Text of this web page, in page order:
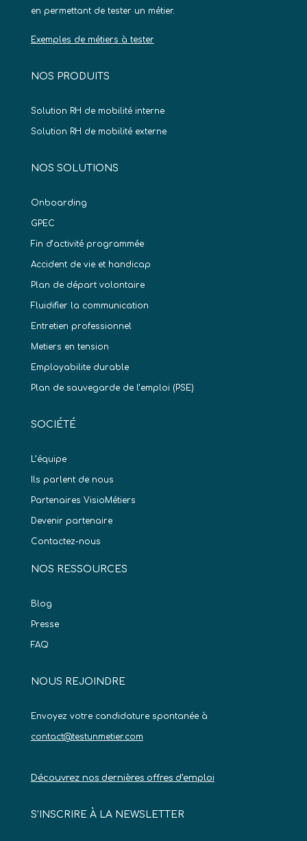
en permettant de tester un métier.
Exemples de métiers à tester
NOS PRODUITS
Solution RH de mobilité interne
Solution RH de mobilité externe
NOS SOLUTIONS
Onboarding
GPEC
Fin d’activité programmée
Accident de vie et handicap
Plan de départ volontaire
Fluidifier la communication
Entretien professionnel
Metiers en tension
Employabilite durable
Plan de sauvegarde de l’emploi (PSE)
SOCIÉTÉ
L’équipe
Ils parlent de nous
Partenaires VisioMétiers
Devenir partenaire
Contactez-nous
NOS RESSOURCES
Blog
Presse
FAQ
NOUS REJOINDRE
Envoyez votre candidature spontanée à
contact@testunmetier.com
Découvrez nos dernières offres d’emploi
S’INSCRIRE À LA NEWSLETTER